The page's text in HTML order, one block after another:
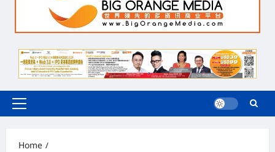
Primary
Home